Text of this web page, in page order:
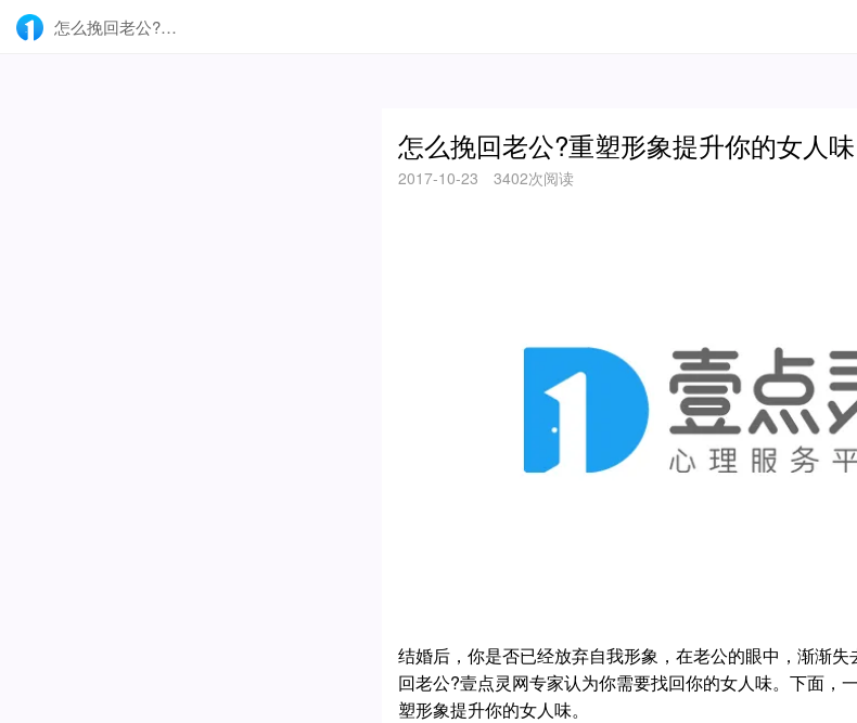
怎么挽回老公?重塑形象提升你的女人味-壹点灵
怎么挽回老公?重塑形象提升你的女人味
2017-10-23 3402次阅读
结婚后，你是否已经放弃自我形象，在老公的眼中，渐渐
回老公?壹点灵网专家认为你需要找回你的女人味。下面，
塑形象提升你的女人味。